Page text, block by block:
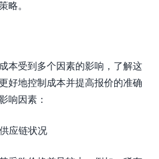
略。
本受到多个因素的影响，了解这
好地控制成本并提高报价的准确
响因素：
应链状况